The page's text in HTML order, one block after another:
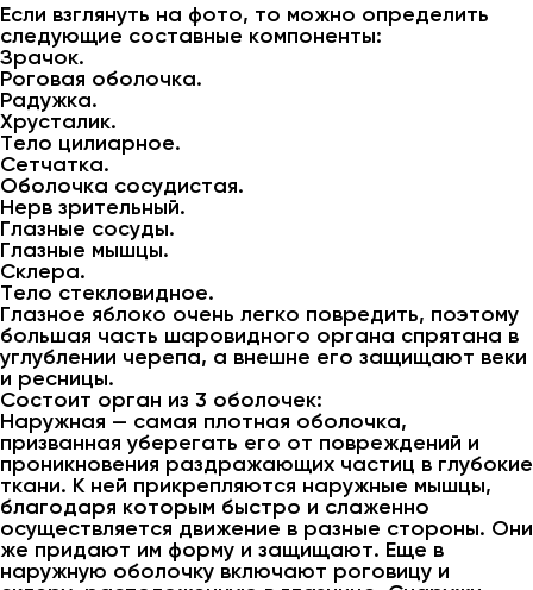
Если взглянуть на фото, то можно определить
следующие составные компоненты:
Зрачок.
Роговая оболочка.
Радужка.
Хрусталик.
Тело цилиарное.
Сетчатка.
Оболочка сосудистая.
Нерв зрительный.
Глазные сосуды.
Глазные мышцы.
Склера.
Тело стекловидное.
Глазное яблоко очень легко повредить, поэтому
большая часть шаровидного органа спрятана в
углублении черепа, а внешне его защищают веки
и ресницы.
Состоит орган из 3 оболочек:
Наружная — самая плотная оболочка,
призванная уберегать его от повреждений и
проникновения раздражающих частиц в глубокие
ткани. К ней прикрепляются наружные мышцы,
благодаря которым быстро и слаженно
осуществляется движение в разные стороны. Они
же придают им форму и защищают. Еще в
наружную оболочку включают роговицу и